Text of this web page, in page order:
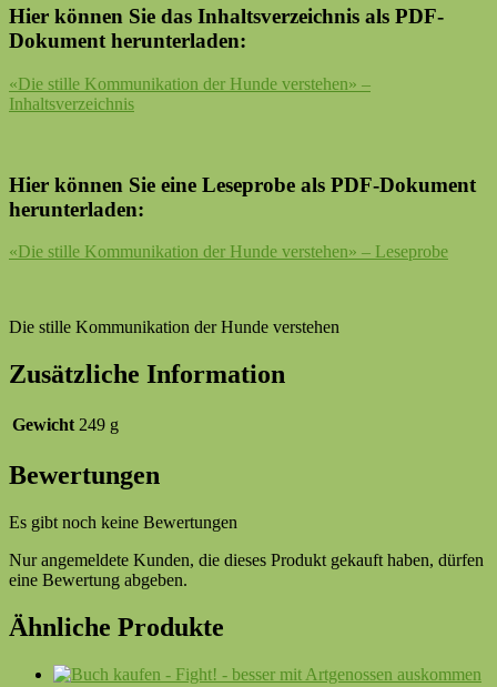
Hier können Sie das Inhaltsverzeichnis als PDF-
Dokument herunterladen:
«Die stille Kommunikation der Hunde verstehen» –
Inhaltsverzeichnis
Hier können Sie eine Leseprobe als PDF-Dokument
herunterladen:
«Die stille Kommunikation der Hunde verstehen» – Leseprobe
Die stille Kommunikation der Hunde verstehen
Zusätzliche Information
Gewicht 249 g
Bewertungen
Es gibt noch keine Bewertungen
Nur angemeldete Kunden, die dieses Produkt gekauft haben, dürfen
eine Bewertung abgeben.
Ähnliche Produkte